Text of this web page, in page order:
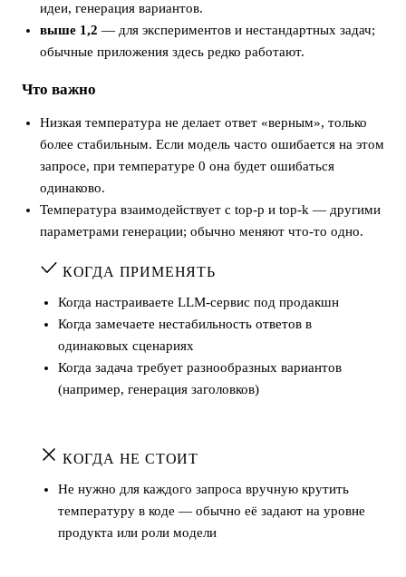
идеи, генерация вариантов.
выше 1,2 — для экспериментов и нестандартных задач;
обычные приложения здесь редко работают.
Что важно
Низкая температура не делает ответ «верным», только
более стабильным. Если модель часто ошибается на этом
запросе, при температуре 0 она будет ошибаться
одинаково.
Температура взаимодействует с top-p и top-k — другими
параметрами генерации; обычно меняют что-то одно.
КОГДА ПРИМЕНЯТЬ
Когда настраиваете LLM-сервис под продакшн
Когда замечаете нестабильность ответов в
одинаковых сценариях
Когда задача требует разнообразных вариантов
(например, генерация заголовков)
КОГДА НЕ СТОИТ
Не нужно для каждого запроса вручную крутить
температуру в коде — обычно её задают на уровне
продукта или роли модели